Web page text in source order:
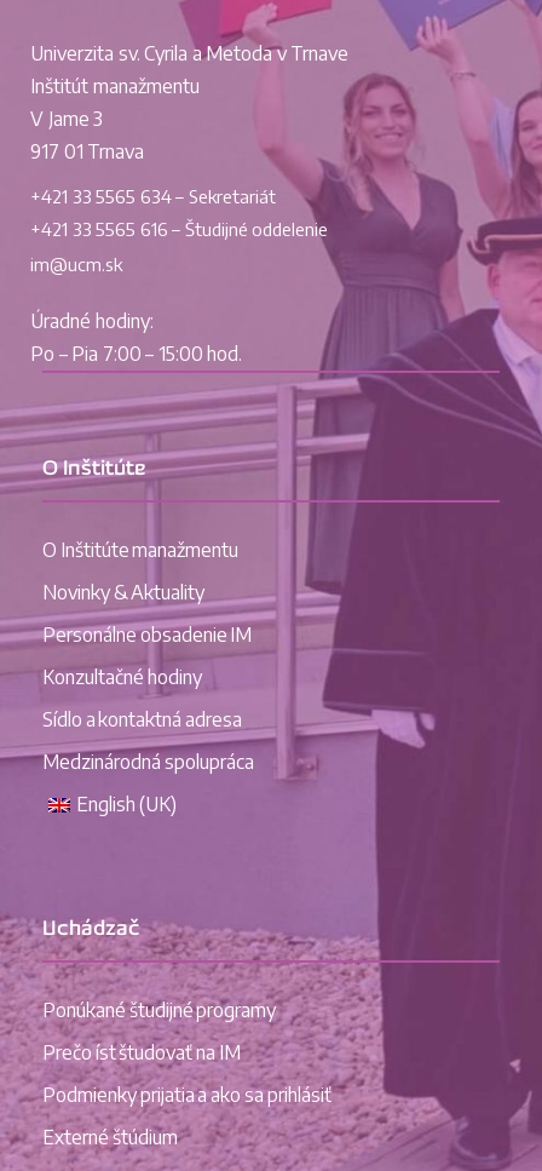
Univerzita sv. Cyrila a Metoda v Trnave
Inštitút manažmentu
V Jame 3
917 01 Trnava
+421 33 5565 634 – Sekretariát
+421 33 5565 616 – Študijné oddelenie
im@ucm.sk
Úradné hodiny:
Po – Pia 7:00 – 15:00 hod.
O Inštitúte
O Inštitúte manažmentu
Novinky & Aktuality
Personálne obsadenie IM
Konzultačné hodiny
Sídlo a kontaktná adresa
Medzinárodná spolupráca
English (UK)
Uchádzač
Ponúkané študijné programy
Prečo íst študovať na IM
Podmienky prijatia a ako sa prihlásiť
Externé štúdium